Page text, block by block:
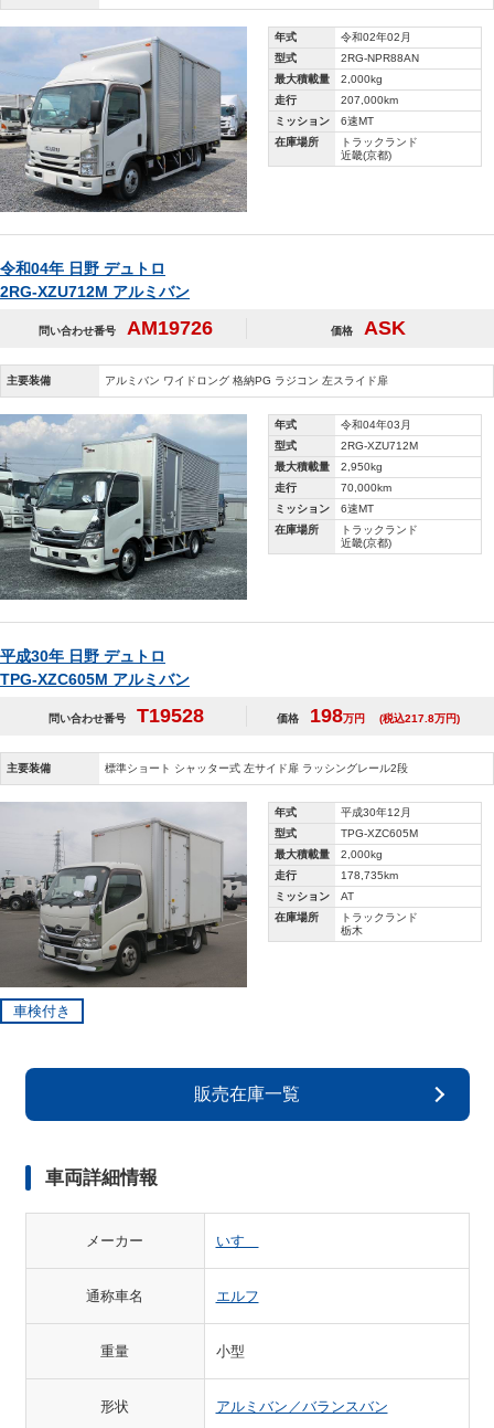
年式
令和02年02月
型式
2RG-NPR88AN
最大積載量
2,000kg
走行
207,000km
ミッション
6速MT
在庫場所
トラックランド
近畿(京都)
令和04年 日野 デュトロ
2RG-XZU712M アルミバン
問い合わせ番号 AM19726 価格 ASK
主要装備 アルミバン ワイドロング 格納PG ラジコン 左スライド扉
年式
令和04年03月
型式
2RG-XZU712M
最大積載量
2,950kg
走行
70,000km
ミッション
6速MT
在庫場所
トラックランド
近畿(京都)
平成30年 日野 デュトロ
TPG-XZC605M アルミバン
問い合わせ番号 T19528 価格 198万円 (税込217.8万円)
主要装備 標準ショート シャッター式 左サイド扉 ラッシングレール2段
年式
平成30年12月
型式
TPG-XZC605M
最大積載量
2,000kg
走行
178,735km
ミッション
AT
在庫場所
トラックランド
栃木
車検付き
販売在庫一覧
車両詳細情報
メーカー いすゞ
通称車名 エルフ
重量 小型
形状 アルミバン／バランスバン